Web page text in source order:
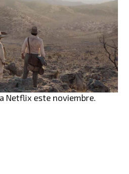
Netflix este noviembre.